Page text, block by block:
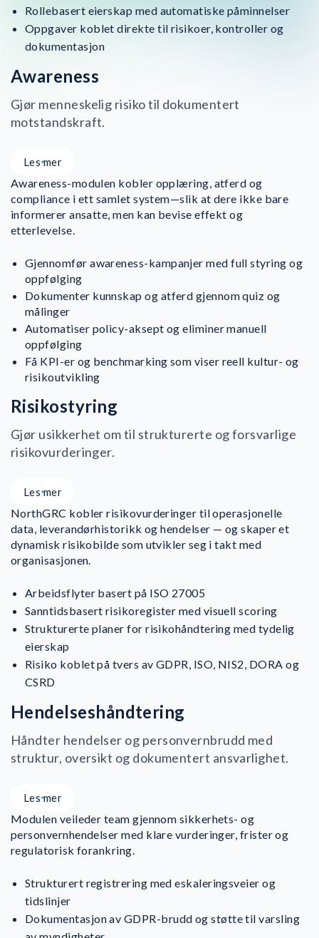
Rollebasert eierskap med automatiske påminnelser
Oppgaver koblet direkte til risikoer, kontroller og
dokumentasjon
Awareness
Gjør menneskelig risiko til dokumentert
motstandskraft.
Les mer
Awareness-modulen kobler opplæring, atferd og
compliance i ett samlet system—slik at dere ikke bare
informerer ansatte, men kan bevise effekt og
etterlevelse.
Gjennomfør awareness-kampanjer med full styring og
oppfølging
Dokumenter kunnskap og atferd gjennom quiz og
målinger
Automatiser policy-aksept og eliminer manuell
oppfølging
Få KPI-er og benchmarking som viser reell kultur- og
risikoutvikling
Risikostyring
Gjør usikkerhet om til strukturerte og forsvarlige
risikovurderinger.
Les mer
NorthGRC kobler risikovurderinger til operasjonelle
data, leverandørhistorikk og hendelser — og skaper et
dynamisk risikobilde som utvikler seg i takt med
organisasjonen.
Arbeidsflyter basert på ISO 27005
Sanntidsbasert risikoregister med visuell scoring
Strukturerte planer for risikohåndtering med tydelig
eierskap
Risiko koblet på tvers av GDPR, ISO, NIS2, DORA og
CSRD
Hendelseshåndtering
Håndter hendelser og personvernbrudd med
struktur, oversikt og dokumentert ansvarlighet.
Les mer
Modulen veileder team gjennom sikkerhets- og
personvernhendelser med klare vurderinger, frister og
regulatorisk forankring.
Strukturert registrering med eskaleringsveier og
tidslinjer
Dokumentasjon av GDPR-brudd og støtte til varsling